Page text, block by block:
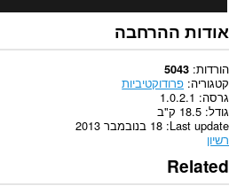
client-
side
data.
אודות ההרחבה
הורדות 5043
קטגוריה פרודוקטיביות
גרסה 1.0.2.1
גודל 18.5 ק"ב
Last update 18 בנובמבר 2013
רשיון
Related